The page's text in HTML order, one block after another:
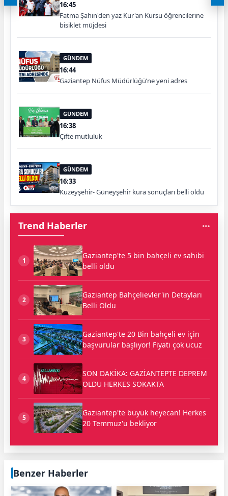
16:45
Fatma Şahin'den yaz Kur'an Kursu öğrencilerine
bisiklet müjdesi
GÜNDEM
16:44
Gaziantep Nüfus Müdürlüğü’ne yeni adres
GÜNDEM
16:38
Çifte mutluluk
GÜNDEM
16:33
Kuzeyşehir- Güneyşehir kura sonuçları belli oldu
Trend Haberler
1
Gaziantep'te 5 bin bahçeli ev sahibi
belli oldu
2
Gaziantep Bahçelievler'in Detayları
Belli Oldu
3
Gaziantep'te 20 Bin bahçeli ev için
başvurular başlıyor! Fiyatı çok ucuz
4
SON DAKİKA: GAZİANTEPTE DEPREM
OLDU HERKES SOKAKTA
5
Gaziantep'te büyük heyecan! Herkes
20 Temmuz'u bekliyor
Benzer Haberler